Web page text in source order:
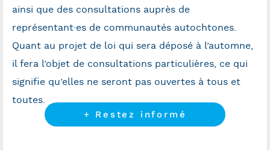
ainsi que des consultations auprès de
représentant·es de communautés autochtones.
Quant au projet de loi qui sera déposé à l’automne,
il fera l’objet de consultations particulières, ce qui
signifie qu’elles ne seront pas ouvertes à tous et
toutes.
+ Restez informé